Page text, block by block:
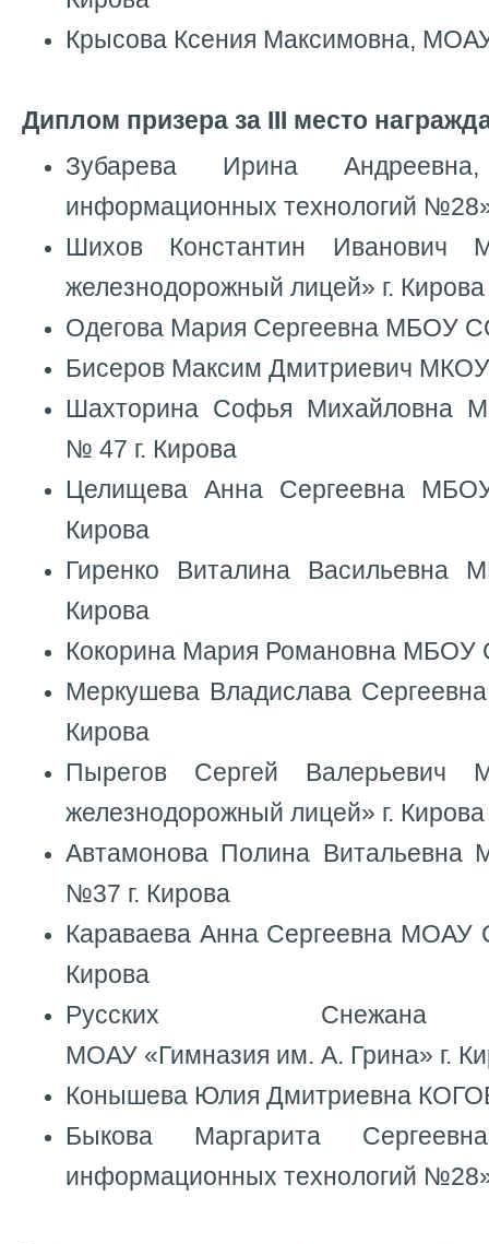
Крысова Ксения Максимовна,
Диплом призера за III место
Зубарева Ирина
информационных технологий №28»
Шихов Константин Иванович
железнодорожный лицей» г. Кирова
Одегова Мария Сергеевна МБОУ
Бисеров Максим Дмитриевич
Шахторина Софья
№ 47 г. Кирова
Целищева Анна Сергеевна
Кирова
Гиренко Виталина
Кирова
Кокорина Мария Романовна
Меркушева Владислава
Кирова
Пырегов Сергей Валерьевич
железнодорожный лицей» г. Кирова
Автамонова Полина
№37 г. Кирова
Караваева Анна Сергеевна
Кирова
Русских Снежана
МОАУ «Гимназия им. А. Грина» г.
Конышева Юлия Дмитриевна
Быкова Маргарита
информационных технологий №28»